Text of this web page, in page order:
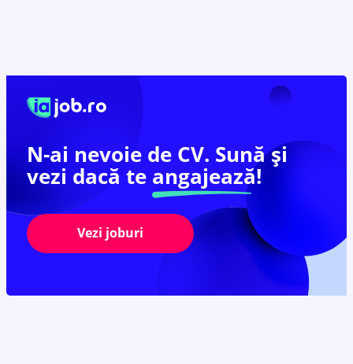
N-ai nevoie de CV. Sună și
vezi dacă te angajează!
Vezi joburi